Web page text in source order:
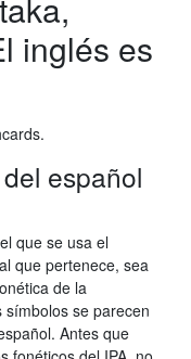
inglés es
español
que se usa el
que pertenece, sea
de la
se parecen
Antes que